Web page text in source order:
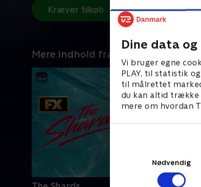
Dine data og
Vi bruger egne
PLAY, til statistik
til målrettet
du kan altid trække
mere om hvordan
Nødvendig
Kræver tilkøb
Mere indhold fra Disney+